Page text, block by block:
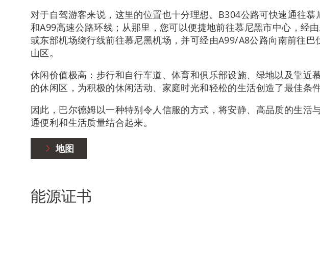
对于自驾游客来说，这里的位置也十分理想。B304公路可快速通往慕
和A99高速公路环线；从那里，您可以便捷地前往慕尼黑市中心，经
或东部机场绕行线前往慕尼黑机场，并可经由A99/A8公路向南前往巴
山区。
休闲价值极高：步行和自行车道、体育和俱乐部设施、绿地以及靠近
的休闲区，为积极的休闲活动、家庭时光和轻松的生活创造了最佳条件
因此，巴尔德姆以一种特别令人信服的方式，将安静、高品质的生活
通便利和生活质量结合起来。
地图
能源证书